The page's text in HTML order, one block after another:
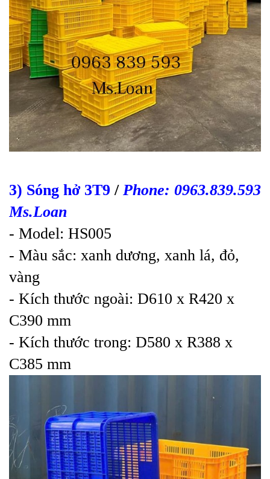
3) Sóng hở 3T9 / Phone: 0963.839.593
Ms.Loan
- Model: HS005
- Màu sắc: xanh dương, xanh lá, đỏ,
vàng
- Kích thước ngoài: D610 x R420 x
C390 mm
- Kích thước trong: D580 x R388 x
C385 mm